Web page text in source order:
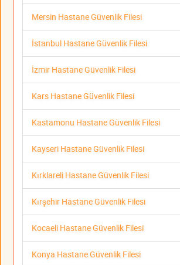
Mersin Hastane Güvenlik Filesi
İstanbul Hastane Güvenlik Filesi
İzmir Hastane Güvenlik Filesi
Kars Hastane Güvenlik Filesi
Kastamonu Hastane Güvenlik Filesi
Kayseri Hastane Güvenlik Filesi
Kırklareli Hastane Güvenlik Filesi
Kırşehir Hastane Güvenlik Filesi
Kocaeli Hastane Güvenlik Filesi
Konya Hastane Güvenlik Filesi